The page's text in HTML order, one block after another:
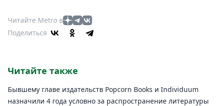
Читайте Metro в
Поделиться
Читайте также
Бывшему главе издательств Popcorn Books и Individuum
назначили 4 года условно за распространение литературы